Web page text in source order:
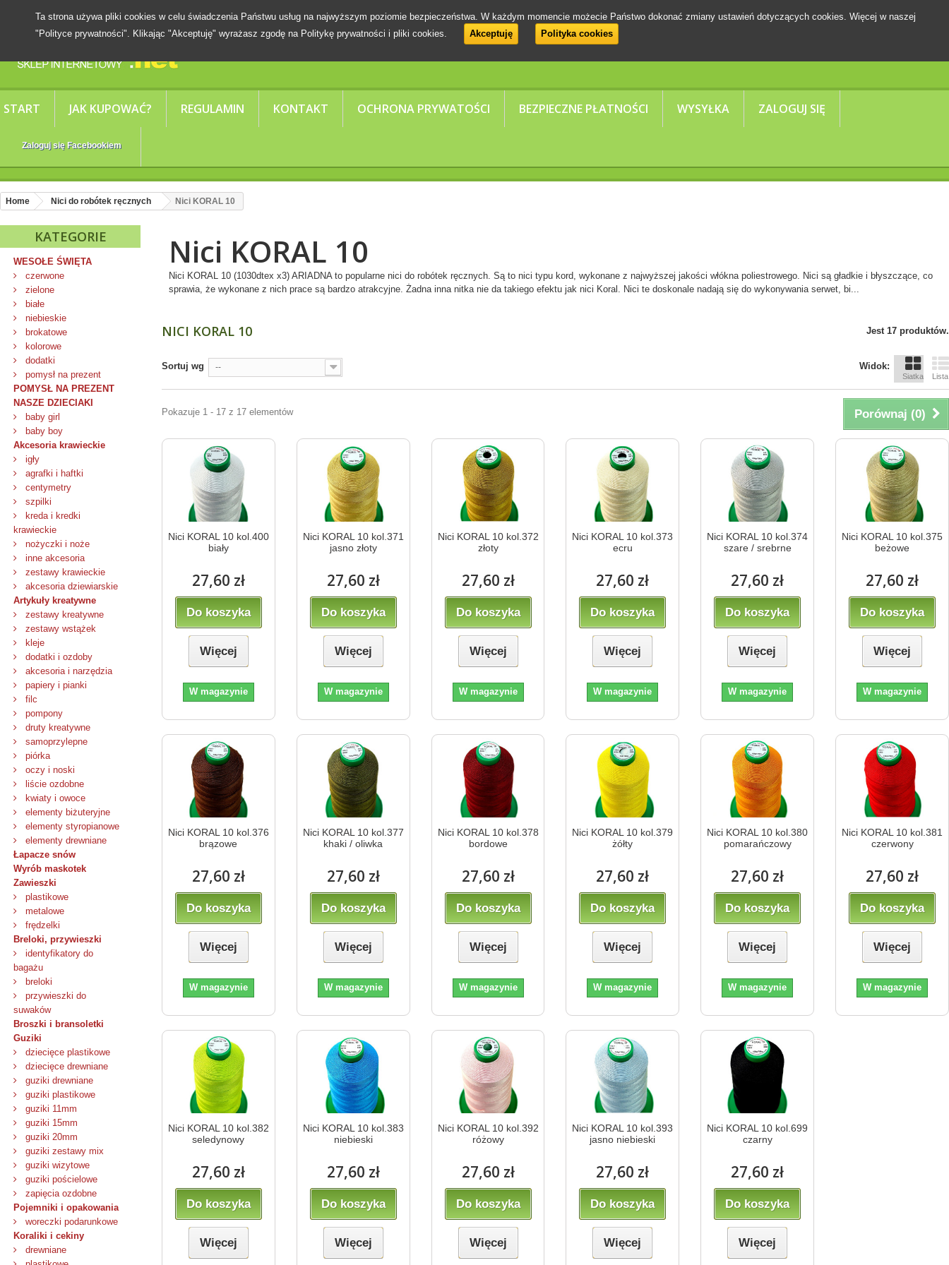
START JAK KUPOWAĆ? REGULAMIN KONTAKT OCHRONA PRYWATOŚCI BEZPIECZNE PŁATNOŚCI WYSYŁKA ZALOGUJ SIĘ
Zaloguj się Facebookiem
Ta strona używa pliki cookies w celu świadczenia Państwu usług na najwyższym poziomie bezpieczeństwa. W każdym momencie możecie Państwo dokonać zmiany ustawień dotyczących cookies. Więcej w naszej
"Polityce prywatności". Klikając "Akceptuję" wyrażasz zgodę na Politykę prywatności i pliki cookies.
Akceptuję Polityka cookies
Home Nici do robótek ręcznych Nici KORAL 10
KATEGORIE
WESOŁE ŚWIĘTA
czerwone
zielone
białe
niebieskie
brokatowe
kolorowe
dodatki
pomysł na prezent
POMYSŁ NA PREZENT
NASZE DZIECIAKI
baby girl
baby boy
Akcesoria krawieckie
igły
agrafki i haftki
centymetry
szpilki
kreda i kredki
krawieckie
nożyczki i noże
inne akcesoria
zestawy krawieckie
akcesoria dziewiarskie
Artykuły kreatywne
zestawy kreatywne
zestawy wstążek
kleje
dodatki i ozdoby
akcesoria i narzędzia
papiery i pianki
filc
pompony
druty kreatywne
samoprzylepne
piórka
oczy i noski
liście ozdobne
kwiaty i owoce
elementy biżuteryjne
elementy styropianowe
elementy drewniane
Łapacze snów
Wyrób maskotek
Zawieszki
plastikowe
metalowe
frędzelki
Breloki, przywieszki
identyfikatory do
bagażu
breloki
przywieszki do
suwaków
Broszki i bransoletki
Guziki
dziecięce plastikowe
dziecięce drewniane
guziki drewniane
guziki plastikowe
guziki 11mm
guziki 15mm
guziki 20mm
guziki zestawy mix
guziki wizytowe
guziki pościelowe
zapięcia ozdobne
Pojemniki i opakowania
woreczki podarunkowe
Koraliki i cekiny
drewniane
Nici KORAL 10
Nici KORAL 10 (1030dtex x3) ARIADNA to popularne nici do robótek ręcznych. Są to nici typu kord, wykonane z najwyższej jakości włókna poliestrowego. Nici są gładkie i błyszczące, co
sprawia, że wykonane z nich prace są bardzo atrakcyjne. Żadna inna nitka nie da takiego efektu jak nici Koral. Nici te doskonale nadają się do wykonywania serwet, bi...
NICI KORAL 10 Jest 17 produktów.
Widok:
Siatka Lista
Sortuj wg --
Porównaj (0)
Pokazuje 1 - 17 z 17 elementów
Nici KORAL 10 kol.400
biały
27,60 zł
Do koszyka
Więcej
W magazynie
Nici KORAL 10 kol.371
jasno złoty
27,60 zł
Do koszyka
Więcej
W magazynie
Nici KORAL 10 kol.372
złoty
27,60 zł
Do koszyka
Więcej
W magazynie
Nici KORAL 10 kol.373
ecru
27,60 zł
Do koszyka
Więcej
W magazynie
Nici KORAL 10 kol.374
szare / srebrne
27,60 zł
Do koszyka
Więcej
W magazynie
Nici KORAL 10 kol.375
beżowe
27,60 zł
Do koszyka
Więcej
W magazynie
Nici KORAL 10 kol.376
brązowe
27,60 zł
Do koszyka
Więcej
W magazynie
Nici KORAL 10 kol.377
khaki / oliwka
27,60 zł
Do koszyka
Więcej
W magazynie
Nici KORAL 10 kol.378
bordowe
27,60 zł
Do koszyka
Więcej
W magazynie
Nici KORAL 10 kol.379
żółty
27,60 zł
Do koszyka
Więcej
W magazynie
Nici KORAL 10 kol.380
pomarańczowy
27,60 zł
Do koszyka
Więcej
W magazynie
Nici KORAL 10 kol.381
czerwony
27,60 zł
Do koszyka
Więcej
W magazynie
Nici KORAL 10 kol.382
seledynowy
27,60 zł
Do koszyka
Więcej
Nici KORAL 10 kol.383
niebieski
27,60 zł
Do koszyka
Więcej
Nici KORAL 10 kol.392
różowy
27,60 zł
Do koszyka
Więcej
Nici KORAL 10 kol.393
jasno niebieski
27,60 zł
Do koszyka
Więcej
Nici KORAL 10 kol.699
czarny
27,60 zł
Do koszyka
Więcej